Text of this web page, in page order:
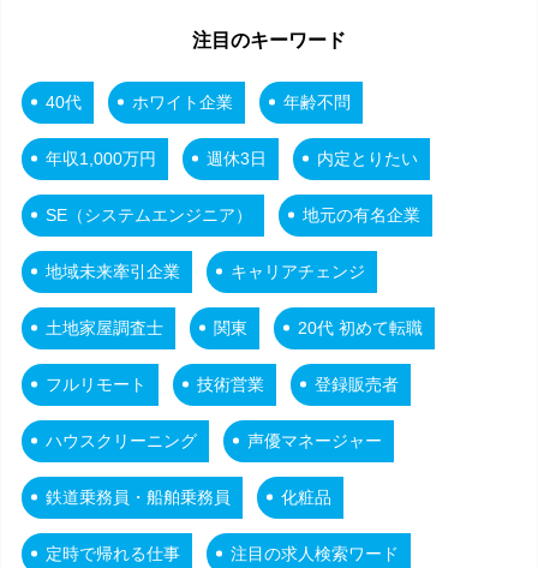
注目のキーワード
40代 ホワイト企業 年齢不問
年収1,000万円 週休3日 内定とりたい
SE（システムエンジニア） 地元の有名企業
地域未来牽引企業 キャリアチェンジ
土地家屋調査士 関東 20代 初めて転職
フルリモート 技術営業 登録販売者
ハウスクリーニング 声優マネージャー
鉄道乗務員・船舶乗務員 化粧品
定時で帰れる仕事 注目の求人検索ワード